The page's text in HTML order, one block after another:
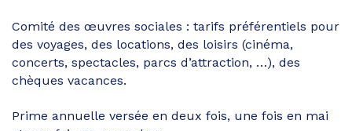
Comité des œuvres sociales : tarifs préférentiels pour
des voyages, des locations, des loisirs (cinéma,
concerts, spectacles, parcs d’attraction, …), des
chèques vacances.
Prime annuelle versée en deux fois, une fois en mai